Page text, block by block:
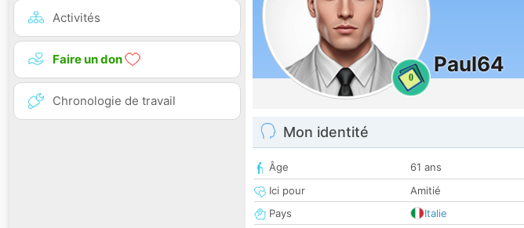
Activités
Faire un don
Chronologie de travail
0
Paul64
Mon identité
Âge
61 ans
Ici pour
Amitié
Pays
Italie